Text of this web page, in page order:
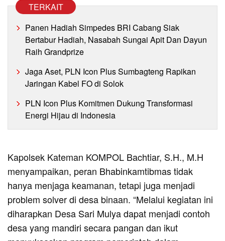
TERKAIT
Panen Hadiah Simpedes BRI Cabang Siak
Bertabur Hadiah, Nasabah Sungai Apit Dan Dayun
Raih Grandprize
Jaga Aset, PLN Icon Plus Sumbagteng Rapikan
Jaringan Kabel FO di Solok
PLN Icon Plus Komitmen Dukung Transformasi
Energi Hijau di Indonesia
Kapolsek Kateman KOMPOL Bachtiar, S.H., M.H
menyampaikan, peran Bhabinkamtibmas tidak
hanya menjaga keamanan, tetapi juga menjadi
problem solver di desa binaan. “Melalui kegiatan ini
diharapkan Desa Sari Mulya dapat menjadi contoh
desa yang mandiri secara pangan dan ikut